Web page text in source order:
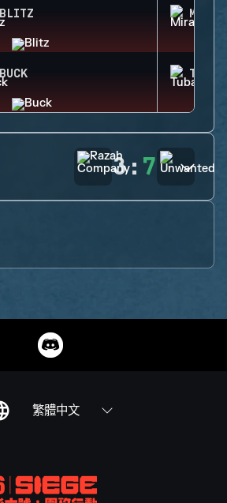
BLITZ MIRA
BUCK
3: 7
繁體中文